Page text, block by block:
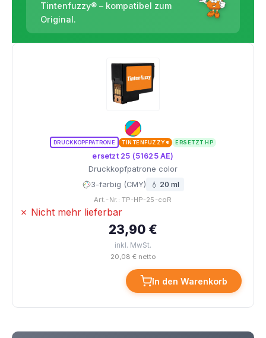
Tintenfuzzy® – kompatibel zum
Original.
DRUCKKOPFPATRONE TINTENFUZZY® ERSETZT HP
ersetzt 25 (51625 AE)
Druckkopfpatrone color
3-farbig (CMY) 💧 20 ml
Art.-Nr.: TP-HP-25-coR
✗ Nicht mehr lieferbar
23,90 €
inkl. MwSt.
20,08 € netto
In den Warenkorb